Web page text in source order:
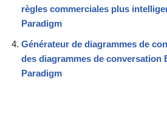
règles commerciales plus
Paradigm
Générateur de diagrammes de
des diagrammes de conversation
Paradigm